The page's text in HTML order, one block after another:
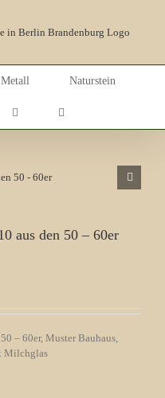
Metall Naturstein
aus den 50 – 60er
– 60er, Muster Bauhaus,
Milchglas